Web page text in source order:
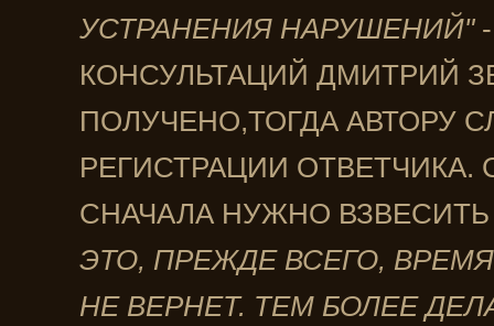
УСТРАНЕНИЯ НАРУШЕНИЙ"-
КОНСУЛЬТАЦИЙ ДМИТРИЙ
ПОЛУЧЕНО,ТОГДА АВТОРУ
РЕГИСТРАЦИИ
СНАЧАЛА НУЖНО
ЭТО, ПРЕЖДЕ ВСЕГО,
НЕ ВЕРНЕТ. ТЕМ БОЛЕЕ